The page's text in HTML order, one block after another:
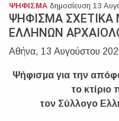
ΨΗΦΙΣΜΑ δημοσίευση 13
ΨΗΦΙΣΜΑ
ΕΛΛΗΝΩΝ
Αθήνα, 13 Αυγούστου
Ψήφισμα για την
το κτίριο
τον Σύλλογο